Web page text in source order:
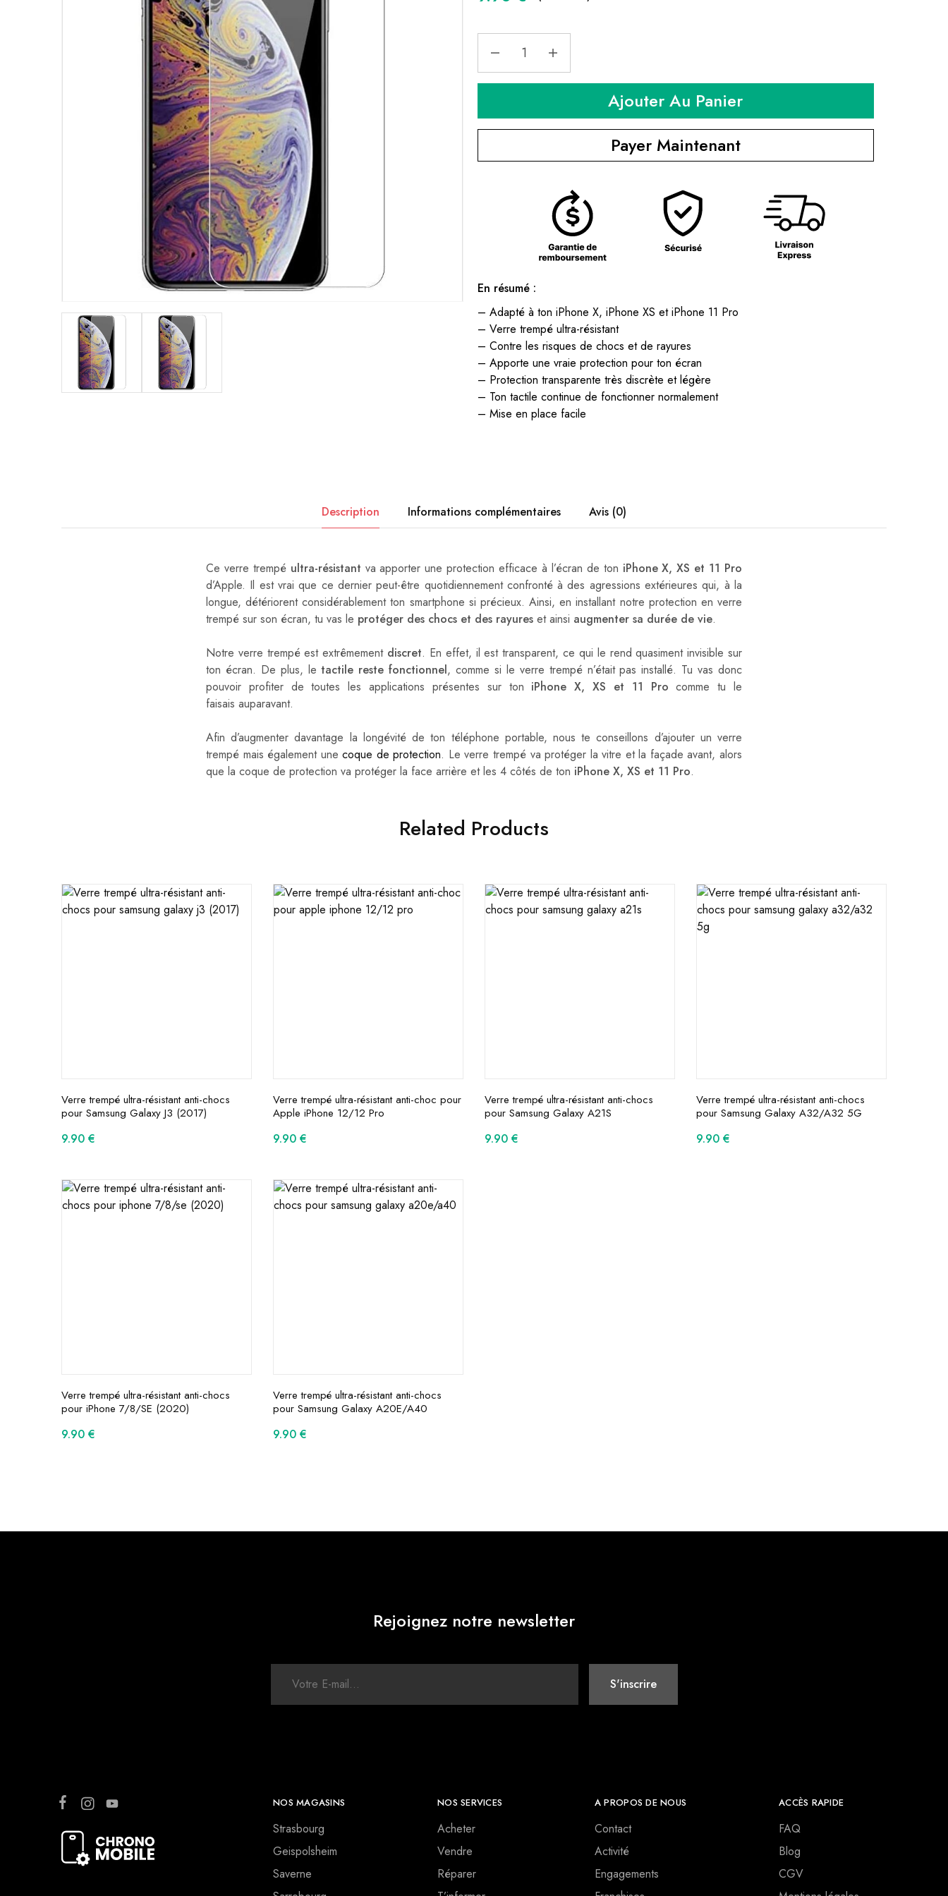
En résumé :
– Adapté à ton iPhone X, iPhone XS et iPhone 11 Pro
– Verre trempé ultra-résistant
– Contre les risques de chocs et de rayures
– Apporte une vraie protection pour ton écran
– Protection transparente très discrète et légère
– Ton tactile continue de fonctionner normalement
– Mise en place facile
Ajouter Au Panier
Payer Maintenant
Description Informations complémentaires Avis (0)
Ce verre trempé ultra-résistant va apporter une protection efficace à l’écran de ton iPhone X, XS et 11 Pro
d’Apple. Il est vrai que ce dernier peut-être quotidiennement confronté à des agressions extérieures qui, à la
longue, détériorent considérablement ton smartphone si précieux. Ainsi, en installant notre protection en verre
trempé sur son écran, tu vas le protéger des chocs et des rayures et ainsi augmenter sa durée de vie.
Notre verre trempé est extrêmement discret. En effet, il est transparent, ce qui le rend quasiment invisible sur
ton écran. De plus, letactile reste fonctionnel, comme si le verre trempé n’était pas installé. Tu vas donc
pouvoir profiter de toutes les applications présentes sur ton iPhone X, XS et 11 Pro comme tu le
faisais auparavant.
Afin d’augmenter davantage la longévité de ton téléphone portable, nous te conseillons d’ajouter un verre
trempé mais également unecoque de protection. Le verre trempé va protéger la vitre et la façade avant, alors
que la coque de protection va protéger la face arrière et les 4 côtés de ton iPhone X, XS et 11 Pro.
Related Products
Verre trempé ultra-résistant anti-chocs
pour Samsung Galaxy J3 (2017)
9.90 €
Verre trempé ultra-résistant anti-choc pour
Apple iPhone 12/12 Pro
9.90 €
Verre trempé ultra-résistant anti-chocs
pour Samsung Galaxy A21S
9.90 €
Verre trempé ultra-résistant anti-chocs
pour Samsung Galaxy A32/A32 5G
9.90 €
Verre trempé ultra-résistant anti-chocs
pour iPhone 7/8/SE (2020)
9.90 €
Verre trempé ultra-résistant anti-chocs
pour Samsung Galaxy A20E/A40
9.90 €
Rejoignez notre newsletter
NOS MAGASINS
Strasbourg
Geispolsheim
Saverne
NOS SERVICES
Acheter
Vendre
Réparer
A PROPOS DE NOUS
Contact
Activité
Engagements
ACCÈS RAPIDE
FAQ
Blog
CGV